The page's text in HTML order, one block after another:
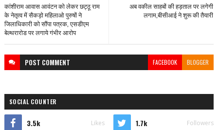
अब वकील साहबों की हड़ताल पर लगेगी
लगाम,बीसीआई ने शुरू की तैयारी
कांशीराम आवास आवंटन को लेकर छट्ठू राम
के नेतृत्व में सैकड़ो महिलाओ पुरुषों ने
जिलाधिकारी को सौंपा पत्रक, एसडीएम
बेल्थरारोड पर लगाये गंभीर आरोप
POST COMMENT FACEBOOK BLOGGER
SOCIAL COUNTER
3.5k Likes 1.7k Followers